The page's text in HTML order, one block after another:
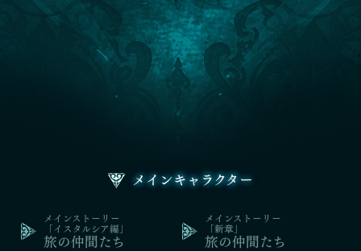
JA/ EN
メインキャラクター
メインストーリー
「イスタルシア編」
旅の仲間たち
メインストーリー
「新章」
旅の仲間たち